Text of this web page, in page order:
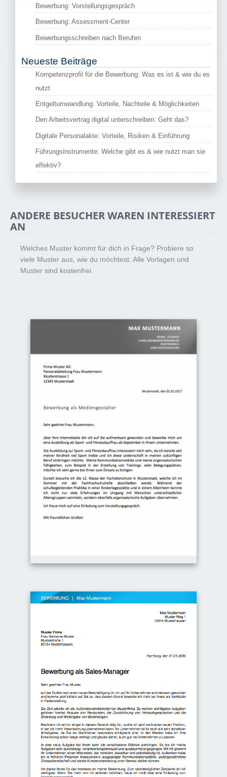
Bewerbung: Vorstellungsgespräch
Bewerbung: Assessment-Center
Bewerbungsschreiben nach Berufen
Neueste Beiträge
Kompetenzprofil für die Bewerbung: Was es ist & wie du es
nutzt
Entgeltumwandlung: Vorteile, Nachteile & Möglichkeiten
Den Arbeitsvertrag digital unterschreiben: Geht das?
Digitale Personalakte: Vorteile, Risiken & Einführung
Führungsinstrumente: Welche gibt es & wie nutzt man sie
effektiv?
ANDERE BESUCHER WAREN INTERESSIERT
AN
Welches Muster kommt für dich in Frage? Probiere so
viele Muster aus, wie du möchtest. Alle Vorlagen und
Muster sind kostenfrei.